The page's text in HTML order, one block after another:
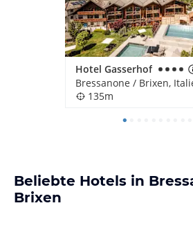
Hotel Gasserhof
Bressanone / Brixen,
135m
Beliebte Hotels in
Brixen